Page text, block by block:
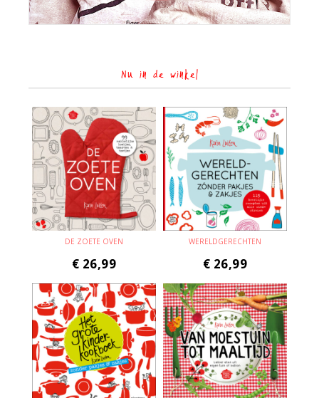
Nu in de winkel
DE ZOETE OVEN
€ 26,99
WERELDGERECHTEN
€ 26,99